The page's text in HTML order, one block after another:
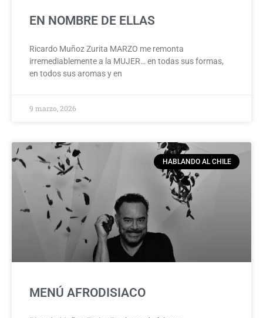
EN NOMBRE DE ELLAS
Ricardo Muñoz Zurita MARZO me remonta
irremediablemente a la MUJER… en todas sus formas,
en todos sus aromas y en
9 marzo, 2026
HABLANDO AL CHILE
MENÚ AFRODISIACO